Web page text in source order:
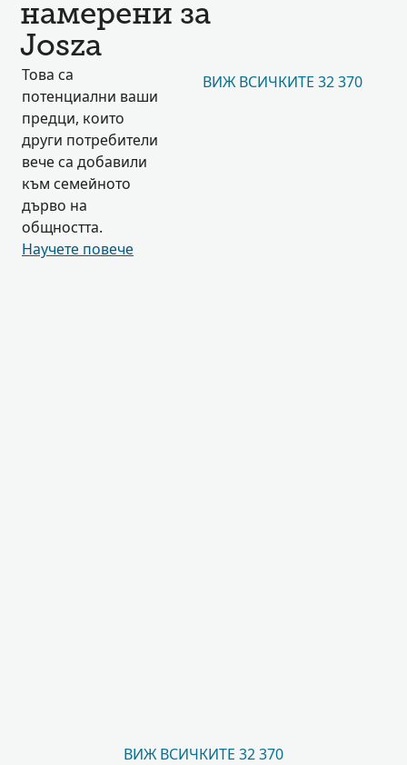
намерени за
Josza
Това са
потенциални ваши
предци, които
други потребители
вече са добавили
към семейното
дърво на
общността.
Научете повече
ВИЖ ВСИЧКИТЕ 32 370
ВИЖ ВСИЧКИТЕ 32 370